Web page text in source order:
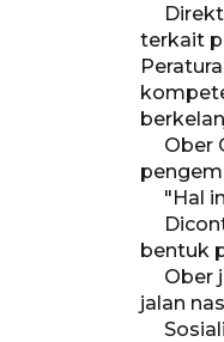
terkait
Ober
"Hal
bentuk
Ober
jalan